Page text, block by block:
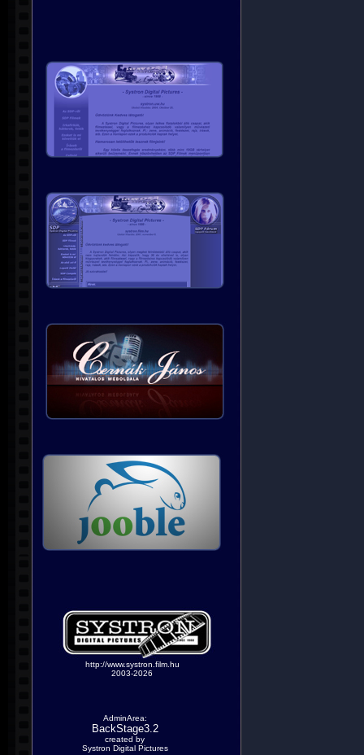
http://www.systron.film.hu
2003-2026
AdminArea:
BackStage3.2
created by
Systron Digital Pictures